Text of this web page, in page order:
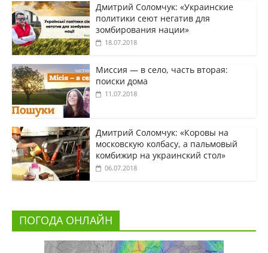
Дмитрий Соломчук: «Украинские
политики сеют негатив для
зомбирования нации»
18.07.2018
Миссия — в село, часть вторая:
поиски дома
11.07.2018
Дмитрий Соломчук: «Коровы на
московскую колбасу, а пальмовый
комбижир на украинский стол»
06.07.2018
ПОГОДА ОНЛАЙН